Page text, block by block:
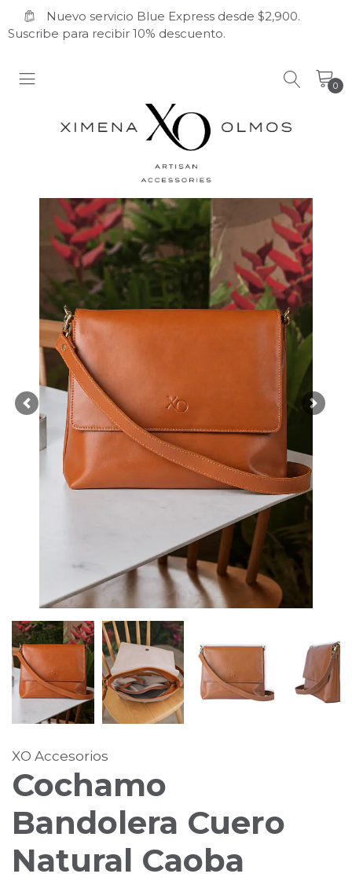
Nuevo servicio Blue Express desde $2,900.
Suscribe para recibir 10% descuento.
0
Previous Next
XO Accesorios
Cochamo
Bandolera Cuero
Natural Caoba